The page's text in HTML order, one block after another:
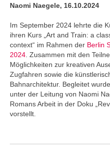
Naomi Naegele, 16.10.2024
Im September 2024 lehrte die
ihren Kurs „Art and Train: a
context“ im Rahmen der Berlin
2024 . Zusammen mit den
Möglichkeiten zur kreativen
Zugfahren sowie die
Bahnarchitektur. Begleitet
unter der Leitung von Naomi
Romans Arbeit in der Doku
vorstellt.